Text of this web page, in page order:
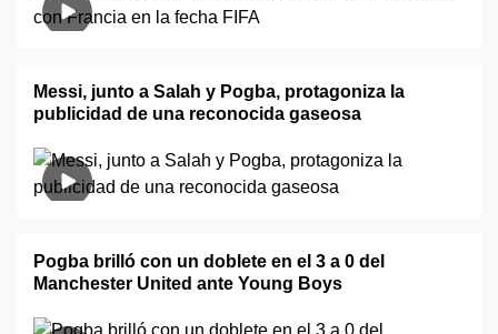
Messi, junto a Salah y Pogba, protagoniza la
publicidad de una reconocida gaseosa
Pogba brilló con un doblete en el 3 a 0 del
Manchester United ante Young Boys